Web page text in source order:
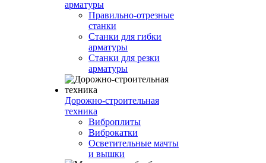
арматуры
Правильно-отрезные
станки
Станки для гибки
арматуры
Станки для резки
арматуры
Дорожно-строительная
техника
Виброплиты
Виброкатки
Осветительные мачты
и вышки